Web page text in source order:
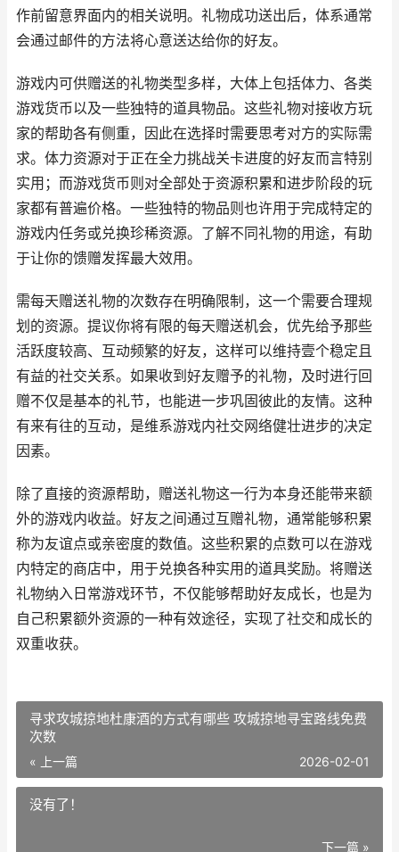
作前留意界面内的相关说明。礼物成功送出后，体系通常
会通过邮件的方法将心意送达给你的好友。
游戏内可供赠送的礼物类型多样，大体上包括体力、各类
游戏货币以及一些独特的道具物品。这些礼物对接收方玩
家的帮助各有侧重，因此在选择时需要思考对方的实际需
求。体力资源对于正在全力挑战关卡进度的好友而言特别
实用；而游戏货币则对全部处于资源积累和进步阶段的玩
家都有普遍价格。一些独特的物品则也许用于完成特定的
游戏内任务或兑换珍稀资源。了解不同礼物的用途，有助
于让你的馈赠发挥最大效用。
需每天赠送礼物的次数存在明确限制，这一个需要合理规
划的资源。提议你将有限的每天赠送机会，优先给予那些
活跃度较高、互动频繁的好友，这样可以维持壹个稳定且
有益的社交关系。如果收到好友赠予的礼物，及时进行回
赠不仅是基本的礼节，也能进一步巩固彼此的友情。这种
有来有往的互动，是维系游戏内社交网络健壮进步的决定
因素。
除了直接的资源帮助，赠送礼物这一行为本身还能带来额
外的游戏内收益。好友之间通过互赠礼物，通常能够积累
称为友谊点或亲密度的数值。这些积累的点数可以在游戏
内特定的商店中，用于兑换各种实用的道具奖励。将赠送
礼物纳入日常游戏环节，不仅能够帮助好友成长，也是为
自己积累额外资源的一种有效途径，实现了社交和成长的
双重收获。
寻求攻城掠地杜康酒的方式有哪些 攻城掠地寻宝路线免费
次数
« 上一篇 2026-02-01
没有了！
下一篇 »